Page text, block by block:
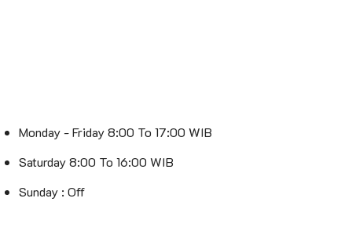
Monday - Friday 8:00 To 17:00 WIB
Saturday 8:00 To 16:00 WIB
Sunday : Off